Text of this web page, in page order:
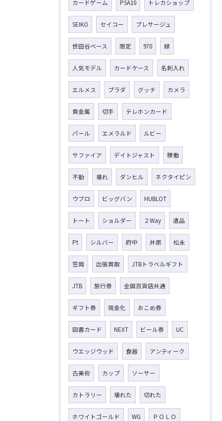
カードゲーム PSA10 トレカショップ
SEIKO セイコー プレサージュ
世田谷ベース 限定 970 緑
人気モデル カードケース 名刺入れ
エルメス プラダ グッチ カメラ
貴金属 切手 テレホンカード
パール エメラルド ルビー
サファイア デイトジャスト 稼働
不動 壊れ ダンヒル ネクタイピン
ウブロ ビッグバン HUBLOT
トート ショルダー ２Way 遺品
Pt シルバー 府中 井原 松永
笠岡 出張買取 JTBトラベルギフト
JTB 旅行券 全国百貨店共通
ギフト券 現金化 おこめ券
図書カード NEXT ビール券 UC
ウエッジウッド 食器 アンティーク
古美術 カップ ソーサー
カトラリー 壊れた 切れた
ホワイトゴールド WG ＰＯＬＯ